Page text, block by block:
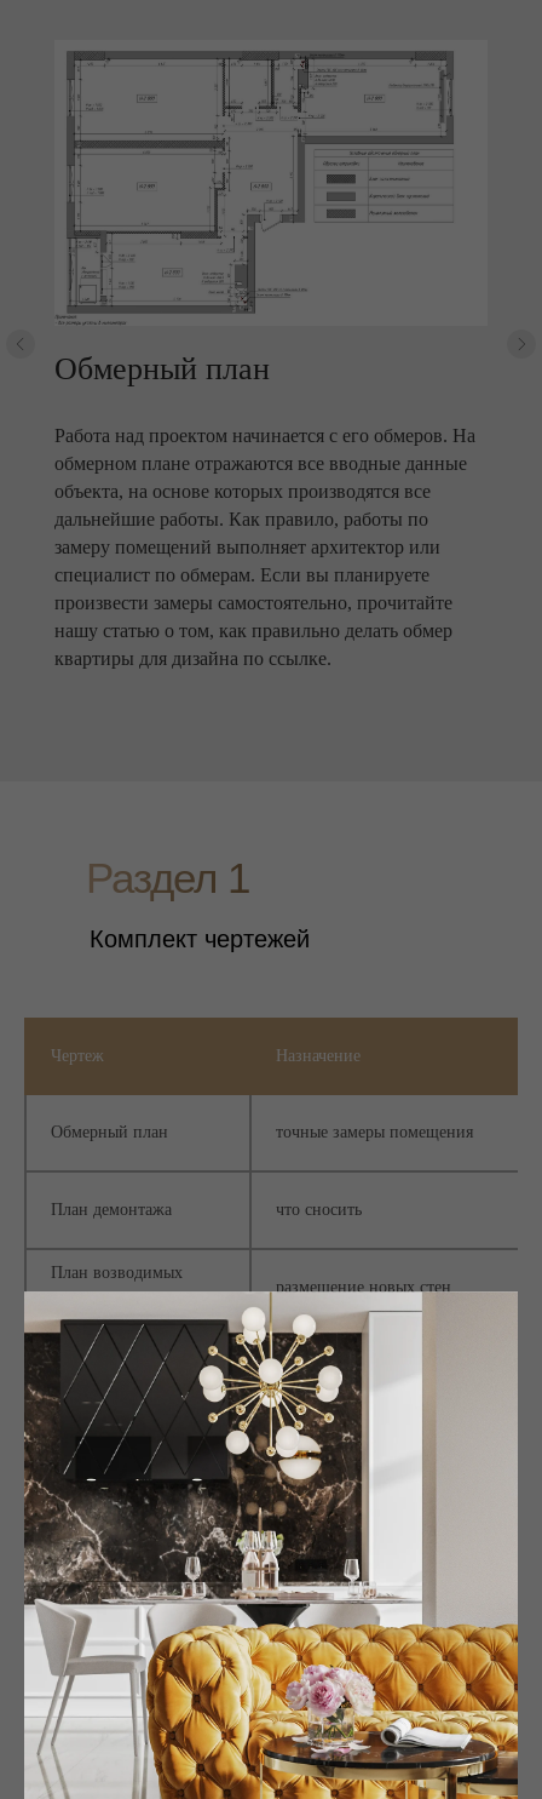
Обмерный план
Работа над проектом начинается с его обмеров. На
обмерном плане отражаются все вводные данные
объекта, на основе которых производятся все
дальнейшие работы. Как правило, работы по
замеру помещений выполняет архитектор или
специалист по обмерам. Если вы планируете
произвести замеры самостоятельно, прочитайте
нашу статью о том, как правильно делать обмер
квартиры для дизайна по ссылке.
Раздел 1
Комплект чертежей
Чертеж Назначение
Обмерный план точные замеры помещения
План демонтажа что сносить
План возводимых
размещение новых стен
Сложные соединения и
узлы примыкания
узлы напольных покрытий,
карнизов, стыковки элементов
Экспликация
помещений
границы помещений и зон
План расположения
дверных проемов и
типы дверных полотен
габариты и расстояния
План расстановки
мебели
расстановка всей мебели и
оборудования
План напольных
покрытий
раскладка всех напольных
покрытий
План расположения
раскладка греющих